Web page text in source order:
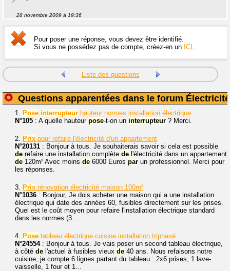
28 novembre 2009 à 19:36
Pour poser une réponse, vous devez être identifié.
Si vous ne possédez pas de compte, créez-en un ICI .
Liste des questions
Questions apparentées dans le forum Électricité
1. Pose interrupteur hauteur normes installation électrique
N°105 : A quelle hauteur pose-t-on un interrupteur ? Merci.
2. Prix pour refaire l'électricité d'un appartement
N°20131 : Bonjour à tous. Je souhaiterais savoir si cela est possible
de refaire une installation complète de l'électricité dans un appartement
de 120m² Avec moins de 6000 Euros par un professionnel. Merci pour
les réponses.
3. Prix rénovation électricité maison 100m²
N°1036 : Bonjour, Je dois acheter une maison qui a une installation
électrique qui date des années 60, fusibles directement sur les prises.
Quel est le coût moyen pour refaire l'installation électrique standard
dans les normes (3...
4. Pose tableau électrique cuisine installation triphasé
N°24554: Bonjour à tous. Je vais poser un second tableau électrique,
à côté de l'actuel à fusibles vieux de 40 ans. Nous refaisons notre
cuisine, je compte 6 lignes partant du tableau : 2x6 prises, 1 lave-
vaisselle, 1 four et 1...